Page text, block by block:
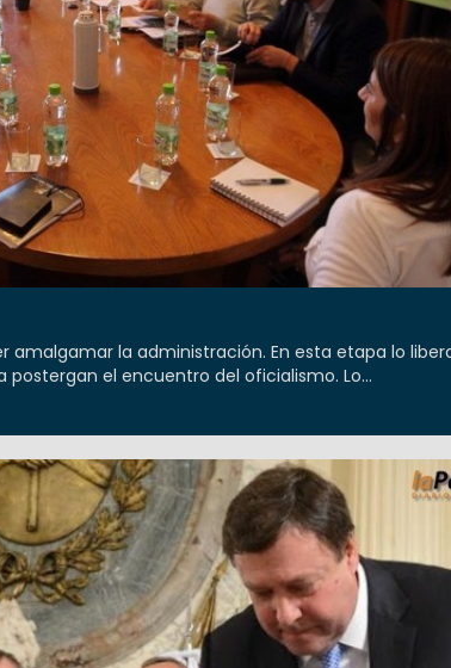
amalgamar la administración. En esta etapa lo
postergan el encuentro del oficialismo. Lo...